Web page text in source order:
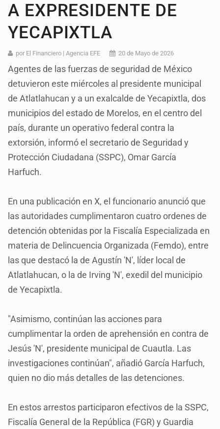
A EXPRESIDENTE DE
YECAPIXTLA
por El Financiero | Agencia EFE 20 de Mayo de 2026
Agentes de las fuerzas de seguridad de México
detuvieron este miércoles al presidente municipal
de Atlatlahucan y a un exalcalde de Yecapixtla, dos
municipios del estado de Morelos, en el centro del
país, durante un operativo federal contra la
extorsión, informó el secretario de Seguridad y
Protección Ciudadana (SSPC), Omar García
Harfuch.
En una publicación en X, el funcionario anunció que
las autoridades cumplimentaron cuatro ordenes de
detención obtenidas por la Fiscalía Especializada en
materia de Delincuencia Organizada (Femdo), entre
las que destacó la de Agustín 'N', líder local de
Atlatlahucan, o la de Irving 'N', exedil del municipio
de Yecapixtla.
"Asimismo, continúan las acciones para
cumplimentar la orden de aprehensión en contra de
Jesús 'N', presidente municipal de Cuautla. Las
investigaciones continúan", añadió García Harfuch,
quien no dio más detalles de las detenciones.
En estos arrestos participaron efectivos de la SSPC,
Fiscalía General de la República (FGR) y Guardia